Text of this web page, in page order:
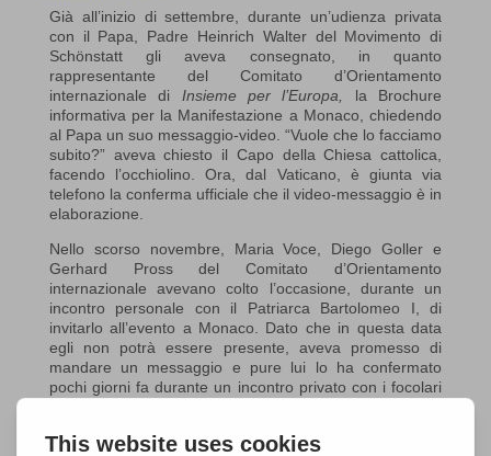
Già all’inizio di settembre, durante un’udienza privata
con il Papa, Padre Heinrich Walter del Movimento di
Schönstatt gli aveva consegnato, in quanto
rappresentante del Comitato d’Orientamento
internazionale di Insieme per l’Europa, la Brochure
informativa per la Manifestazione a Monaco, chiedendo
al Papa un suo messaggio-video. “Vuole che lo facciamo
subito?” aveva chiesto il Capo della Chiesa cattolica,
facendo l’occhiolino. Ora, dal Vaticano, è giunta via
telefono la conferma ufficiale che il video-messaggio è in
elaborazione.
Nello scorso novembre, Maria Voce, Diego Goller e
Gerhard Pross del Comitato d’Orientamento
internazionale avevano colto l’occasione, durante un
incontro personale con il Patriarca Bartolomeo I, di
invitarlo all’evento a Monaco. Dato che in questa data
egli non potrà essere presente, aveva promesso di
mandare un messaggio e pure lui lo ha confermato
pochi giorni fa durante un incontro privato con i focolari
Ambedue i Leader di Chiese apprezzano e sostengono